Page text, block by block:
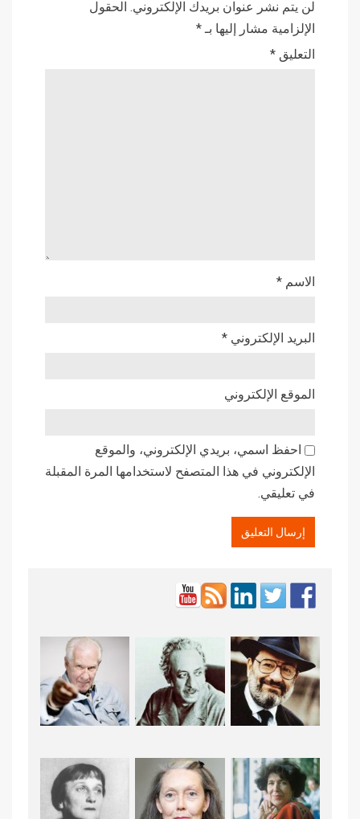
لن يتم نشر عنوان بريدك الإلكتروني. الحقول
الإلزامية مشار إليها بـ*
التعليق *
الاسم *
البريد الإلكتروني *
الموقع الإلكتروني
احفظ اسمي، بريدي الإلكتروني، والموقع
الإلكتروني في هذا المتصفح لاستخدامها المرة المقبلة
في تعليقي.